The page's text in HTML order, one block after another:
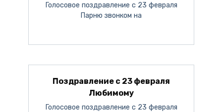
Голосовое поздравление с 23 февраля
Парню звонком на
Поздравление с 23 февраля
Любимому
Голосовое поздравление с 23 февраля